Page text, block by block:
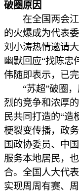
破圈原因
在全国两会江
的火爆成为代表
刘小涛热情邀请
幽默回应“找陈忠
伟随即表示，已
“苏超”破圈，
烈的竞争和浓厚
民共同打造的“造
梗裂变传播，政
国政协委员、中
服务本地居民，
合。全国人大代
实现周周有赛、